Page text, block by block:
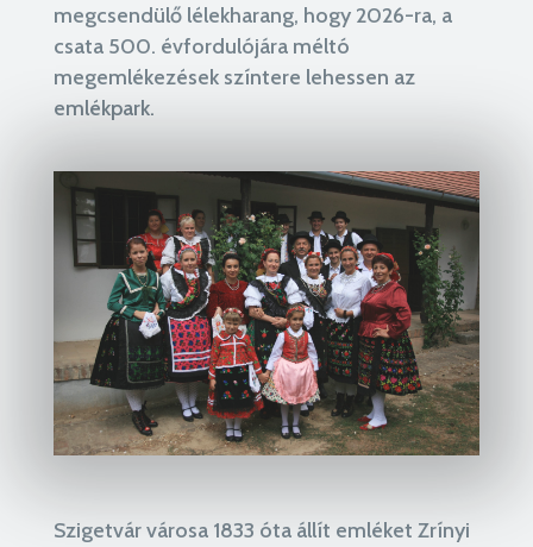
megcsendülő lélekharang, hogy 2026-ra, a
csata 500. évfordulójára méltó
megemlékezések színtere lehessen az
emlékpark.
Szigetvár városa 1833 óta állít emléket Zrínyi